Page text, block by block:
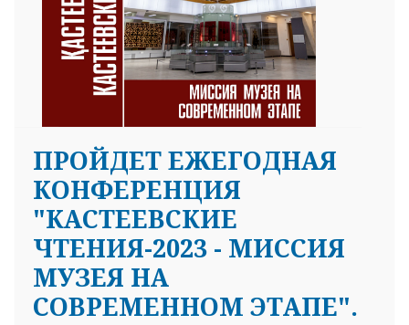
ПРОЙДЕТ ЕЖЕГОДНАЯ
КОНФЕРЕНЦИЯ
"КАСТЕЕВСКИЕ
ЧТЕНИЯ-2023 - МИССИЯ
МУЗЕЯ НА
СОВРЕМЕННОМ ЭТАПЕ".